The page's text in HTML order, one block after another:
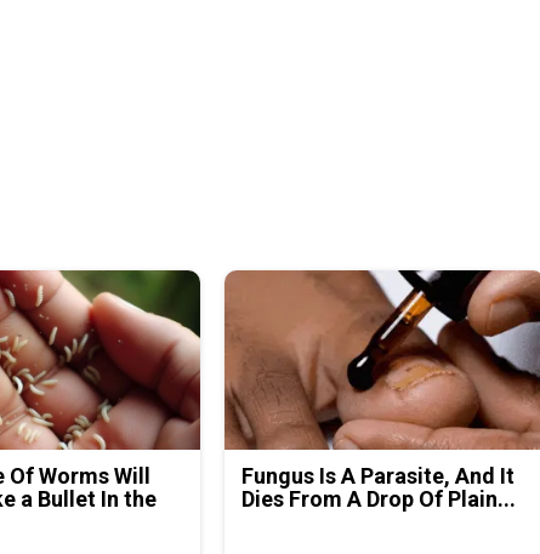
Worms Will
a Bullet In the
Fungus Is A Parasite, And It
Dies From A Drop Of Plain...